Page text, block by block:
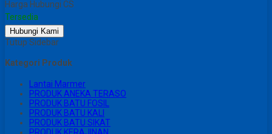
Harga Hubungi CS
Tersedia
Hubungi Kami
Tutup Sidebar
Kategori Produk
Lantai Marmer
PRODUK ANEKA TERASO
PRODUK BATU FOSIL
PRODUK BATU KALI
PRODUK BATU SIKAT
PRODUK KERAJINAN